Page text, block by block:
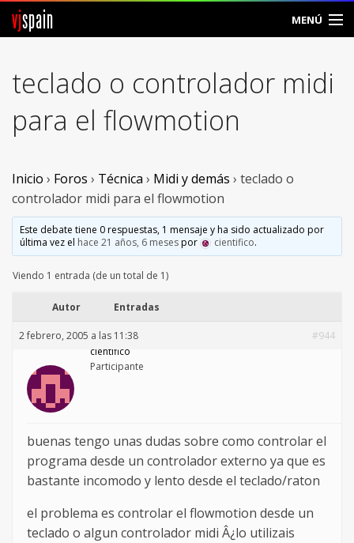
vjspain MENÚ
Foros
Noticias
Vjspain
Ayuda
Contacto
Entrar
teclado o controlador midi
para el flowmotion
Inicio › Foros › Técnica › Midi y demás › teclado o
controlador midi para el flowmotion
Este debate tiene 0 respuestas, 1 mensaje y ha sido actualizado por
última vez el hace 21 años, 6 mesespor cientifico.
Viendo 1 entrada (de un total de 1)
Autor Entradas
2 febrero, 2005 a las 11:38
#944
cientifico
Participante
buenas tengo unas dudas sobre como controlar el
programa desde un controlador externo ya que es
bastante incomodo y lento desde el teclado/raton
el problema es controlar el flowmotion desde un
teclado o algun controlador midi Â¿lo utilizais